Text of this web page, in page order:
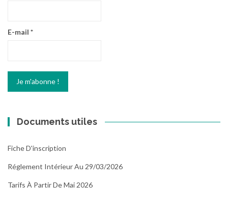
E-mail *
Documents utiles
Fiche D'inscription
Réglement Intérieur Au 29/03/2026
Tarifs À Partir De Mai 2026